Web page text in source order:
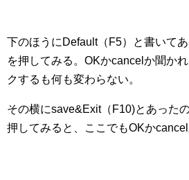
下のほうにDefault（F5）と書いて
を押してみる。OKかcancelか聞か
クするも何も変わらない。
その横にsave&Exit（F10)とあった
押してみると、ここでもOKかcancel